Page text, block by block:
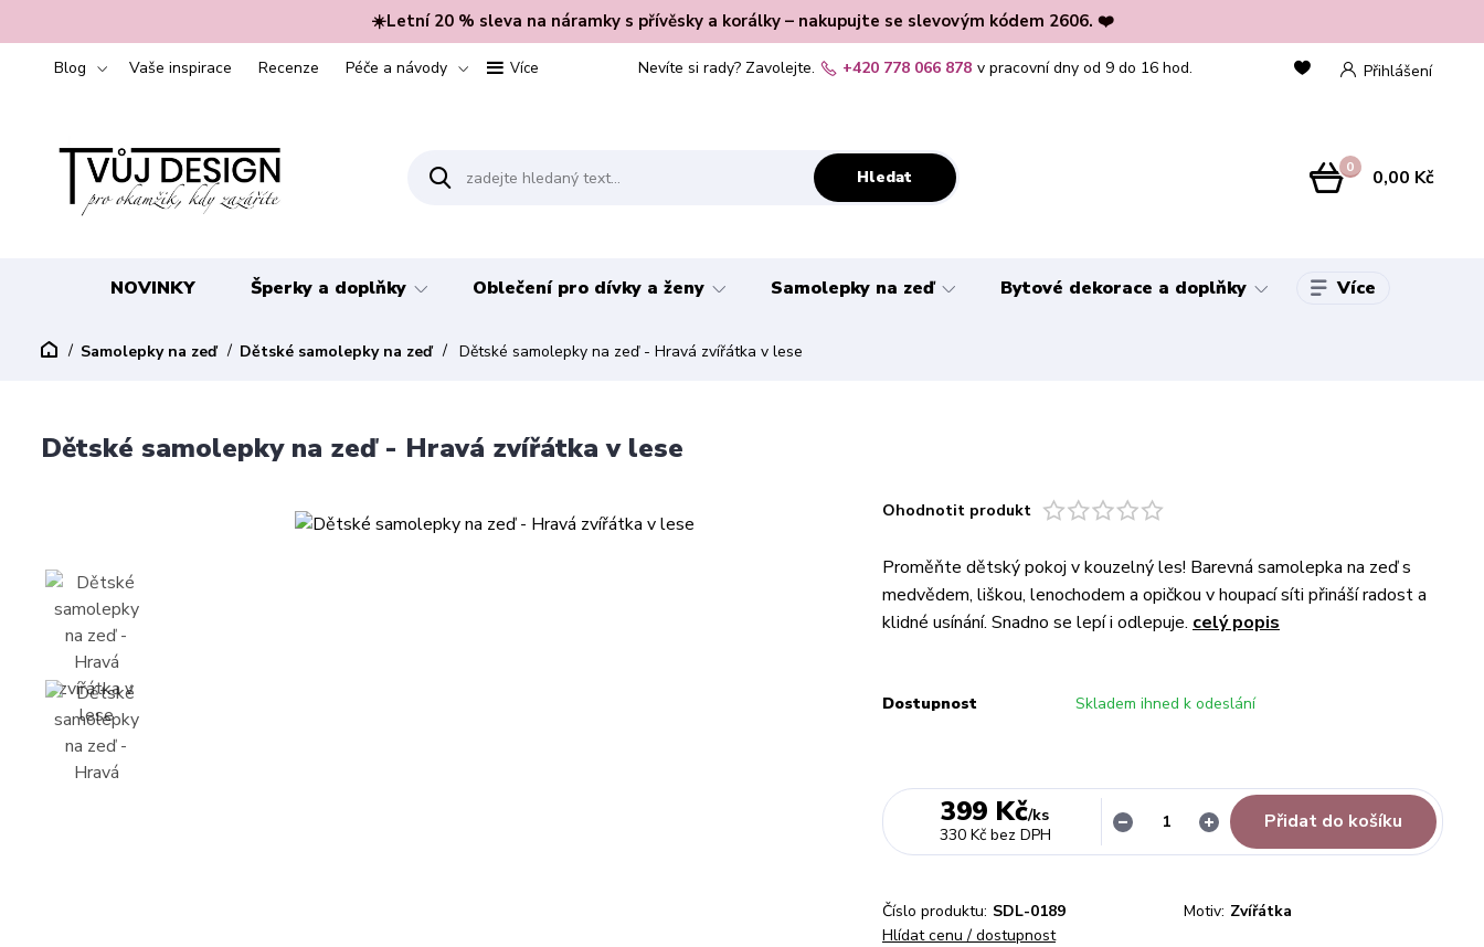
☀️Letní 20 % sleva na náramky s přívěsky a korálky – nakupujte se slevovým kódem 2606. ❤️
Blog Vaše inspirace Recenze Péče a návody Více Přihlášení
Hledat
Nevíte si rady? Zavolejte. +420 778 066 878 v pracovní dny od 9 do 16 hod.
0 0,00 Kč
NOVINKY Šperky a doplňky Oblečení pro dívky a ženy Samolepky na zeď Bytové dekorace a doplňky Více
Samolepky na zeď Dětské samolepky na zeď Dětské samolepky na zeď - Hravá zvířátka v lese
Dětské samolepky na zeď - Hravá zvířátka v lese
Ohodnotit produkt
Proměňte dětský pokoj v kouzelný les! Barevná samolepka na zeď s
medvědem, liškou, lenochodem a opičkou v houpací síti přináší radost a
klidné usínání. Snadno se lepí i odlepuje. celý popis
Dostupnost Skladem ihned k odeslání
399 Kč/ks
330 Kč bez DPH
Přidat do košíku
Číslo produktu: SDL-0189 Motiv: Zvířátka
Hlídat cenu / dostupnost